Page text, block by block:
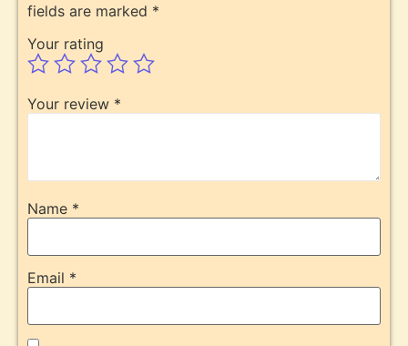
fields are marked *
Your rating
Your review *
Name *
Email *